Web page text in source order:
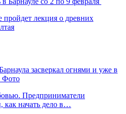
пройдет лекция о древних
засверкал огнями и уже в
Фото
Предприниматели
как начать дело в…